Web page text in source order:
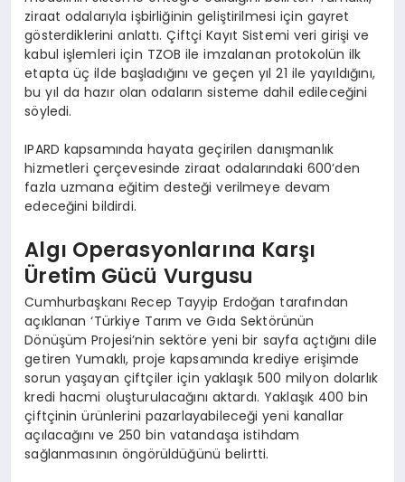
ziraat odalarıyla işbirliğinin geliştirilmesi için gayret
gösterdiklerini anlattı. Çiftçi Kayıt Sistemi veri girişi ve
kabul işlemleri için TZOB ile imzalanan protokolün ilk
etapta üç ilde başladığını ve geçen yıl 21 ile yayıldığını,
bu yıl da hazır olan odaların sisteme dahil edileceğini
söyledi.
IPARD kapsamında hayata geçirilen danışmanlık
hizmetleri çerçevesinde ziraat odalarındaki 600’den
fazla uzmana eğitim desteği verilmeye devam
edeceğini bildirdi.
Algı Operasyonlarına Karşı
Üretim Gücü Vurgusu
Cumhurbaşkanı Recep Tayyip Erdoğan tarafından
açıklanan ‘Türkiye Tarım ve Gıda Sektörünün
Dönüşüm Projesi’nin sektöre yeni bir sayfa açtığını dile
getiren Yumaklı, proje kapsamında krediye erişimde
sorun yaşayan çiftçiler için yaklaşık 500 milyon dolarlık
kredi hacmi oluşturulacağını aktardı. Yaklaşık 400 bin
çiftçinin ürünlerini pazarlayabileceği yeni kanallar
açılacağını ve 250 bin vatandaşa istihdam
sağlanmasının öngörüldüğünü belirtti.